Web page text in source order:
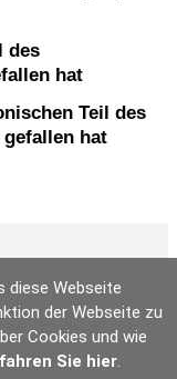
diese Webseite
der Webseite zu
Cookies und wie
Sie hier.
des
hat
Teil des
gefallen hat